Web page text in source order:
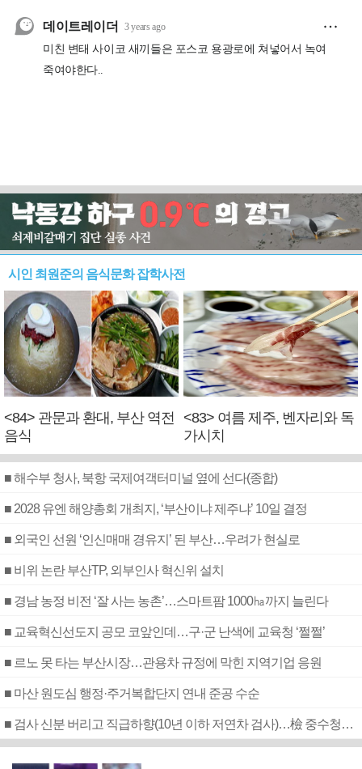
시인 최원준의 음식문화 잡학사전
<84> 관문과 환대, 부산 역전
음식
<83> 여름 제주, 벤자리와 독
가시치
■ 해수부 청사, 북항 국제여객터미널 옆에 선다(종합)
■ 2028 유엔 해양총회 개최지, ‘부산이냐 제주냐’ 10일 결정
■ 외국인 선원 ‘인신매매 경유지’ 된 부산…우려가 현실로
■ 비위 논란 부산TP, 외부인사 혁신위 설치
■ 경남 농정 비전 ‘잘 사는 농촌’…스마트팜 1000㏊까지 늘린다
■ 교육혁신선도지 공모 코앞인데…구·군 난색에 교육청 ‘쩔쩔’
■ 르노 못 타는 부산시장…관용차 규정에 막힌 지역기업 응원
■ 마산 원도심 행정·주거복합단지 연내 준공 수순
■ 검사 신분 버리고 직급하향(10년 이하 저연차 검사)…檢 중수청행 기피